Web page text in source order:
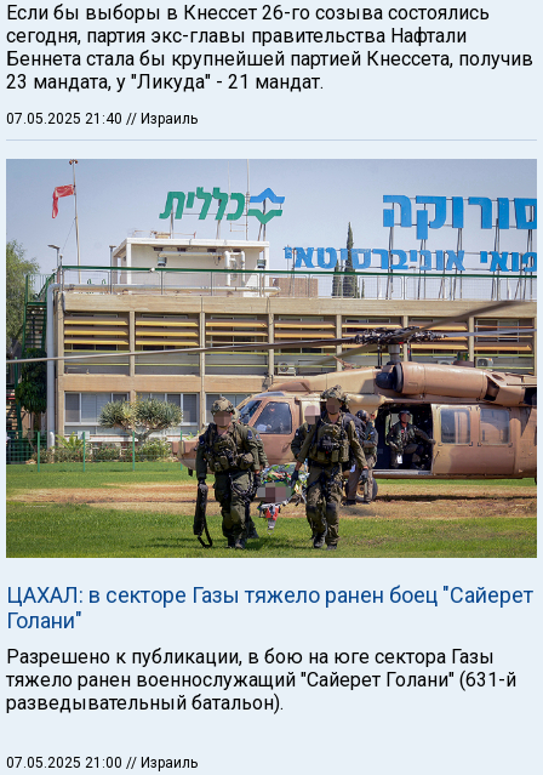
Если бы выборы в Кнессет 26-го созыва состоялись
сегодня, партия экс-главы правительства Нафтали
Беннета стала бы крупнейшей партией Кнессета, получив
23 мандата, у "Ликуда" - 21 мандат.
07.05.2025 21:40 // Израиль
ЦАХАЛ: в секторе Газы тяжело ранен боец "Сайерет
Голани"
Разрешено к публикации, в бою на юге сектора Газы
тяжело ранен военнослужащий "Сайерет Голани" (631-й
разведывательный батальон).
07.05.2025 21:00 // Израиль